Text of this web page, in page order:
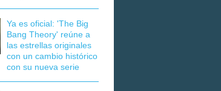
Ya es oficial: 'The Big
Bang Theory' reúne a
las estrellas originales
con un cambio histórico
con su nueva serie